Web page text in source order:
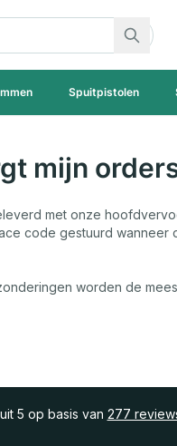
Spuitpistolen
mijn
met onze
code gestuurd wanneer
worden de
5 op basis van 277